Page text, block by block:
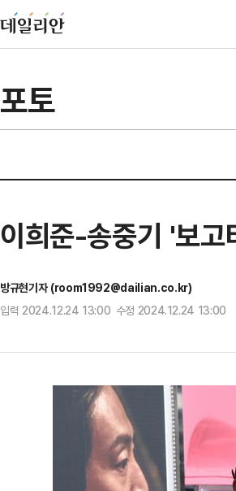
포토
이희준-송중기 '보
방규현기자 (room1992@dailian.co.kr)
입력 2024.12.24 13:00 수정 2024.12.24 13:00